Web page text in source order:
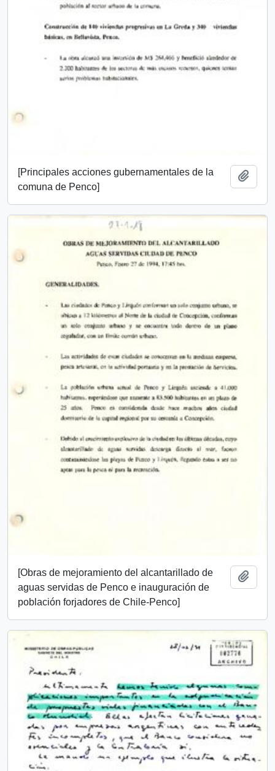
[Principales acciones gubernamentales de la
comuna de Penco]
[Obras de mejoramiento del alcantarillado de
aguas servidas de Penco e inauguración de
población forjadores de Chile-Penco]